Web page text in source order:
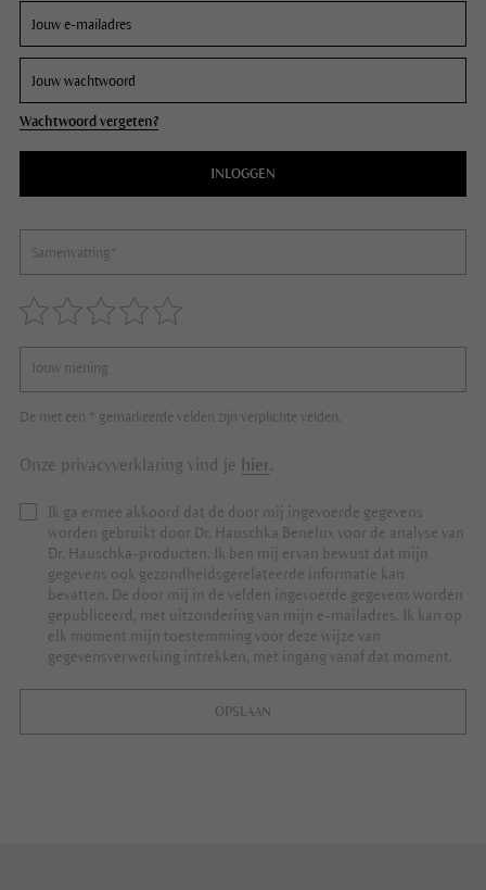
Wachtwoord vergeten?
INLOGGEN
De met een * gemarkeerde velden zijn verplichte velden.
Onze privacyverklaring vind je hier.
Ik ga ermee akkoord dat de door mij ingevoerde gegevens
worden gebruikt door Dr. Hauschka Benelux voor de analyse van
Dr. Hauschka-producten. Ik ben mij ervan bewust dat mijn
gegevens ook gezondheidsgerelateerde informatie kan
bevatten. De door mij in de velden ingevoerde gegevens worden
gepubliceerd, met uitzondering van mijn e-mailadres. Ik kan op
elk moment mijn toestemming voor deze wijze van
gegevensverwerking intrekken, met ingang vanaf dat moment.
OPSLAAN